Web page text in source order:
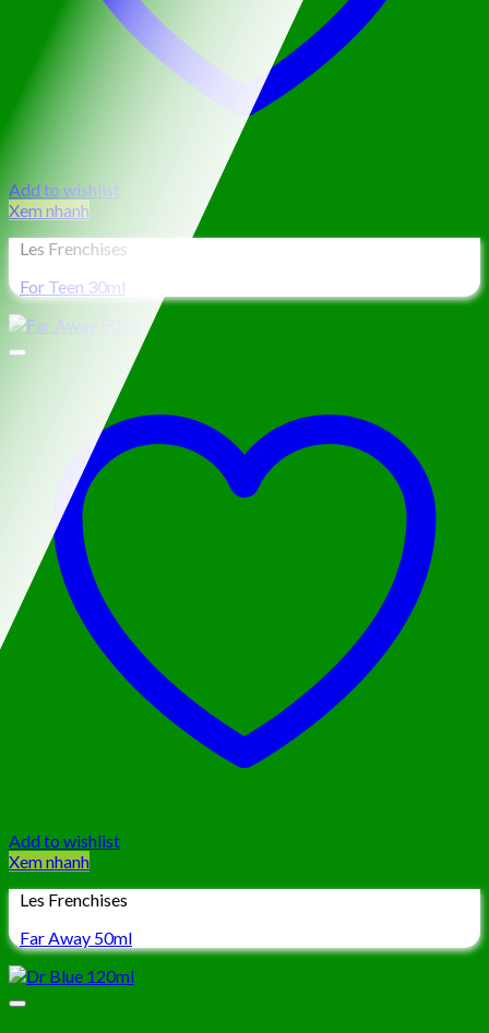
Add to wishlist
Xem nhanh
Les Frenchises
For Teen 30ml
Add to wishlist
Xem nhanh
Les Frenchises
Far Away 50ml